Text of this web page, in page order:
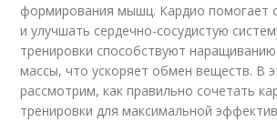
формирования мышц. Кардио помогает
и улучшать сердечно-сосудистую
тренировки способствуют
массы, что ускоряет обмен веществ. В
рассмотрим, как правильно сочетать
тренировки для максимальной